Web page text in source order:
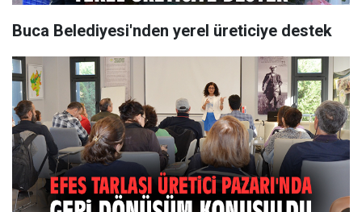
Buca Belediyesi'nden yerel üreticiye destek